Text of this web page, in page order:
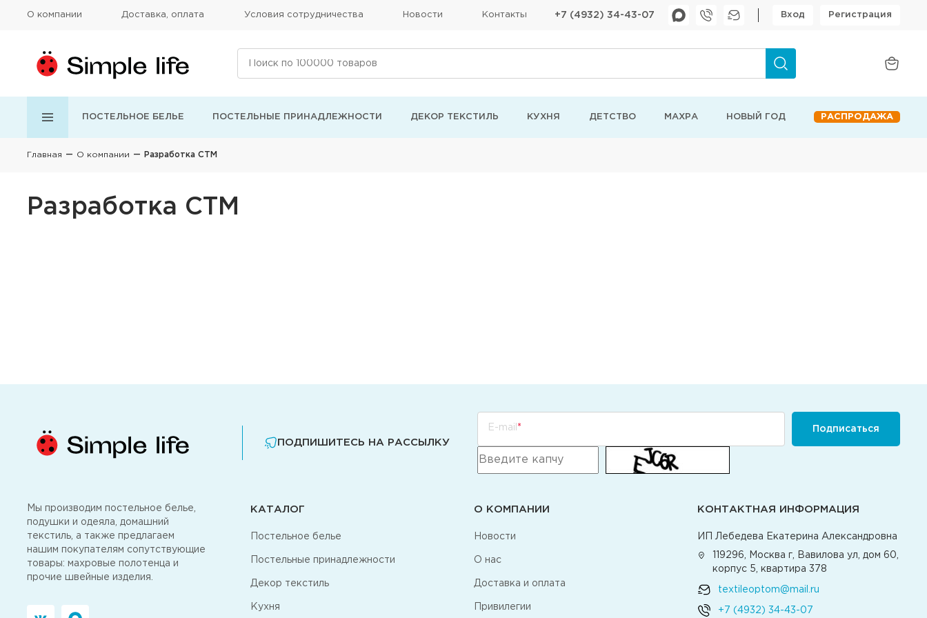
О компании Доставка, оплата Условия сотрудничества Новости Контакты +7 (4932) 34-43-07 Вход Регистрация
ПОСТЕЛЬНОЕ БЕЛЬЕ ПОСТЕЛЬНЫЕ ПРИНАДЛЕЖНОСТИ ДЕКОР ТЕКСТИЛЬ КУХНЯ ДЕТСТВО МАХРА НОВЫЙ ГОД РАСПРОДАЖА
Главная О компании Разработка СТМ
Разработка СТМ
ПОДПИШИТЕСЬ НА РАССЫЛКУ
E-mail Подписаться
Мы производим постельное белье,
подушки и одеяла, домашний
текстиль, а также предлагаем
нашим покупателям сопутствующие
товары: махровые полотенца и
прочие швейные изделия.
КАТАЛОГ
Постельное белье
Постельные принадлежности
Декор текстиль
Кухня
О КОМПАНИИ
Новости
О нас
Доставка и оплата
Привилегии
КОНТАКТНАЯ ИНФОРМАЦИЯ
ИП Лебедева Екатерина Александровна
119296, Москва г, Вавилова ул, дом 60,
корпус 5, квартира 378
textileoptom@mail.ru
+7 (4932) 34-43-07